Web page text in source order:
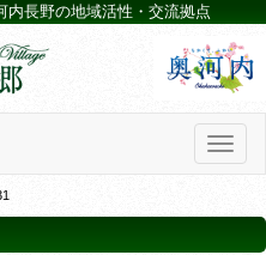
長野の地域活性・交流拠点